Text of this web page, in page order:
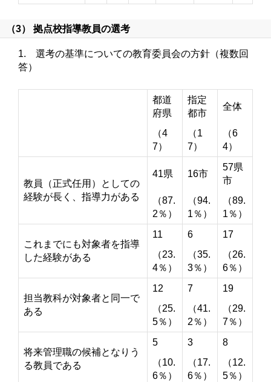
（3） 拠点校指導教員の選考
1. 選考の基準についての教育委員会の方針（複数回
答）
都道
府県
指定
都市
全体
（4
7）
（1
7）
（6
4）
教員（正式任用）としての
経験が長く、指導力がある
41県 16市
57県
市
（87.
2％）
（94.
1％）
（89.
1％）
これまでにも対象者を指導
した経験がある
11 6
17
（23.
4％）
（35.
3％）
（26.
6％）
担当教科が対象者と同一で
ある
12 7
19
（25.
5％）
（41.
2％）
（29.
7％）
将来管理職の候補となりう
る教員である
5 3
8
（10.
6％）
（17.
6％）
（12.
5％）